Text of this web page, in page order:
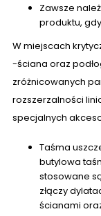
Zawsze
produktu,
W miejscach
-ściana oraz
zróżnicowanych
rozszerzalności
specjalnych
Taśma
butylowa
stosowane
złączy
ścianami